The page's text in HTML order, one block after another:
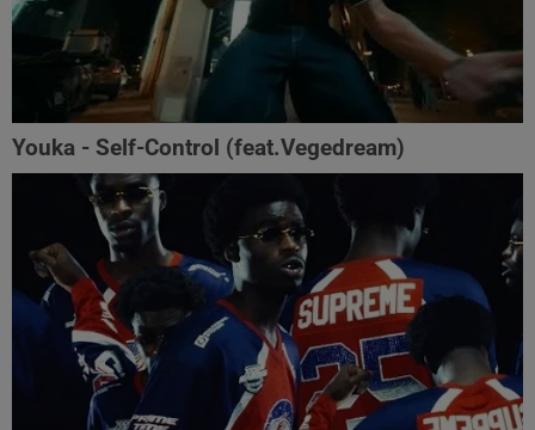
Youka - Self-Control (feat.Vegedream)